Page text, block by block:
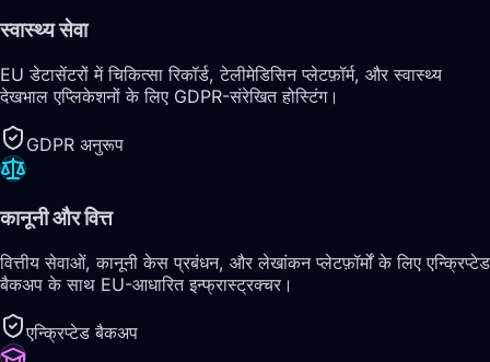
स्वास्थ्य सेवा
EU डेटासेंटरों में चिकित्सा रिकॉर्ड, टेलीमेडिसिन प्लेटफ़ॉर्म, और स्वास्थ्य
देखभाल एप्लिकेशनों के लिए GDPR-संरेखित होस्टिंग।
GDPR अनुरूप
कानूनी और वित्त
वित्तीय सेवाओं, कानूनी केस प्रबंधन, और लेखांकन प्लेटफ़ॉर्मों के लिए एन्क्रिप्टेड
बैकअप के साथ EU-आधारित इन्फ्रास्ट्रक्चर।
एन्क्रिप्टेड बैकअप